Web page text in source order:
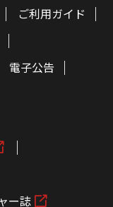
ご利用ガイド
電子公告
ー誌